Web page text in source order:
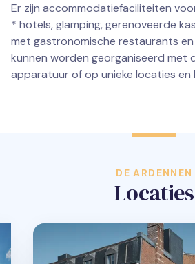
Er zijn accommodatiefaciliteiten
* hotels, glamping, gerenoveerde
met gastronomische restaurants
kunnen worden georganiseerd met
apparatuur of op unieke locaties en
DE ARDENNEN
Locaties